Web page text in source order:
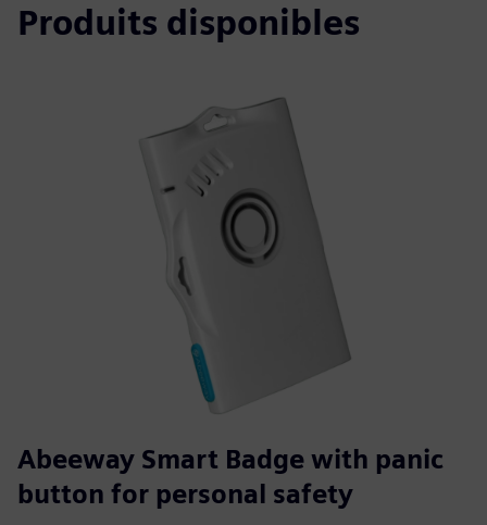
Produits disponibles
Abeeway Smart Badge with panic
button for personal safety